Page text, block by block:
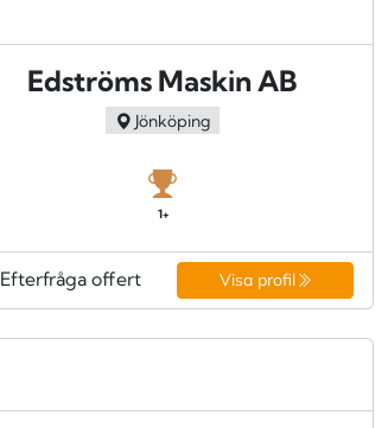
Edströms Maskin AB
Jönköping
1+
Efterfråga offert Visa profil